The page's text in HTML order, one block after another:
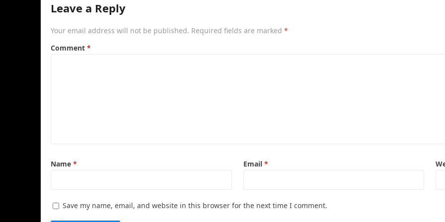
Leave a Reply
Your email address will not be published. Required fields are marked *
Comment *
Name * Email *
Save my name, email, and website in this browser for the next time I comment.